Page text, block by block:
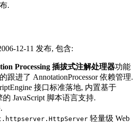
.
12-11 发布, 包含:
Processing 插拔式注解处理器功能
跟进了 AnnotationProcessor 依赖管理.
接口标准落地, 内置基于
JavaScript 脚本语言支持.
轻量级 Web